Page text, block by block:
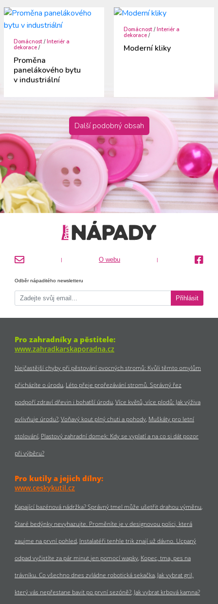
Domácnost /Interiér a
dekorace /
Proměna
panelákového bytu
v industriální
Domácnost /Interiér a
dekorace /
Moderní kliky
Další podobný obsah
| O webu |
Odběr nápaditého newsletteru
Přihlásit
Pro zahradníky a pěstitele:
www.zahradkarskaporadna.cz
Nejčastější chyby při pěstování ovocných stromů: Kvůli těmto omylům
přicházíte o úrodu Léto přeje prořezávání stromů. Správný řez
podpoří zdraví dřevin i bohatší úrodu Více květů, více plodů: Jak výživa
ovlivňuje úrodu? Voňavý kout plný chuti a pohody Muškáty pro letní
stolování Plastový zahradní domek: Kdy se vyplatí a na co si dát pozor
při výběru?
Pro kutily a jejich dílny:
www.ceskykutil.cz
Kapající bazénová nádržka? Správný tmel může ušetřit drahou výměnu
Staré bedýnky nevyhazujte. Proměníte je v designovou polici, která
zaujme na první pohled Instalatéři tenhle trik znají už dávno. Ucpaný
odpad vyčistíte za pár minut jen pomocí wapky Kopec, tma, pes na
trávníku. Co všechno dnes zvládne robotická sekačka Jak vybrat gril,
který vás nepřestane bavit po první sezóně? Jak vybrat krbová kamna?